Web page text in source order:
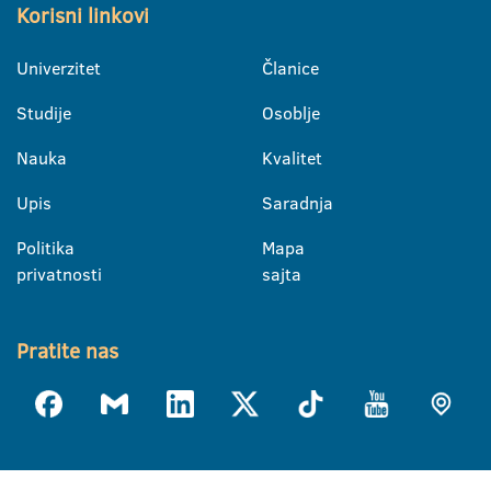
Korisni linkovi
Univerzitet
Studije
Nauka
Upis
Politika
privatnosti
Članice
Osoblje
Kvalitet
Saradnja
Mapa
sajta
Pratite nas